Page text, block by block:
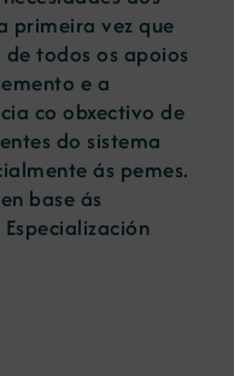
primeira vez que
todos os apoios
e a
co obxectivo de
do sistema
ás pemes.
base ás